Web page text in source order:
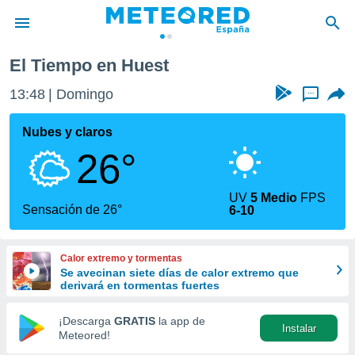
de
por
que se
calidad.
a este
las
y
forma
digital
basada
El Tiempo en Huest
13:48 Domingo ...
Nubes y claros
26°
Sensación de 26°
UV5 Medio FPS
6-10
Calor extremo y tormentas
Se avecinan siete días de calor extremo que
derivará en tormentas fuertes
¡Descarga GRATIS la app de
Meteored!
Instalar